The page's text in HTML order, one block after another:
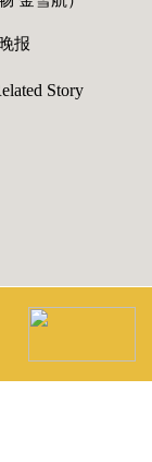
报
Story